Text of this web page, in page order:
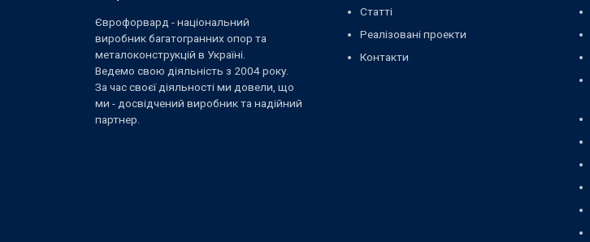
Єврофорвард - національний
виробник багатогранних опор та
металоконструкцій в Україні.
Ведемо свою діяльність з 2004 року.
За час своєї діяльності ми довели, що
ми - досвідчений виробник та надійний
партнер.
Статті
Реалізовані проекти
Контакти